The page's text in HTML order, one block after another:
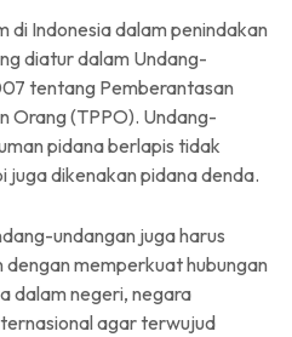
di Indonesia dalam penindakan
diatur dalam Undang-
tentang Pemberantasan
Orang (TPPO). Undang-
pidana berlapis tidak
dikenakan pidana denda.
undangan juga harus
memperkuat hubungan
dalam negeri, negara
agar terwujud